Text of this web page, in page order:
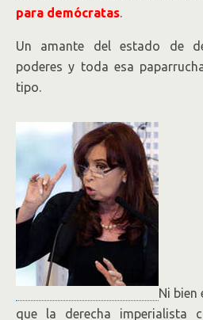
para demócratas.
Un amante del estado de
poderes y toda esa
tipo.
Ni bien
que la derecha imperialista